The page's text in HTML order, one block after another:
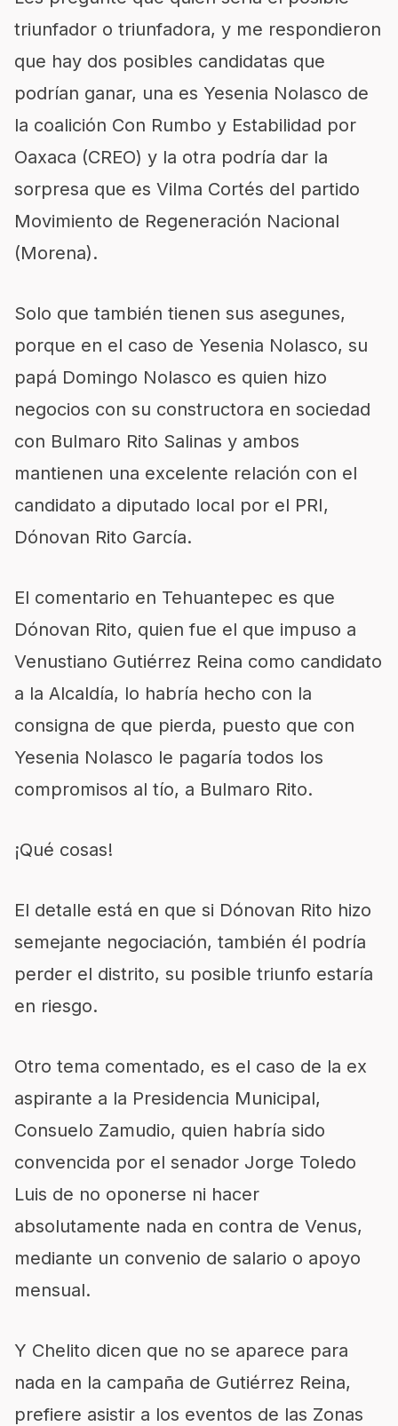
triunfador o triunfadora, y me respondieron
que hay dos posibles candidatas que
podrían ganar, una es Yesenia Nolasco de
la coalición Con Rumbo y Estabilidad por
Oaxaca (CREO) y la otra podría dar la
sorpresa que es Vilma Cortés del partido
Movimiento de Regeneración Nacional
(Morena).
Solo que también tienen sus asegunes,
porque en el caso de Yesenia Nolasco, su
papá Domingo Nolasco es quien hizo
negocios con su constructora en sociedad
con Bulmaro Rito Salinas y ambos
mantienen una excelente relación con el
candidato a diputado local por el PRI,
Dónovan Rito García.
El comentario en Tehuantepec es que
Dónovan Rito, quien fue el que impuso a
Venustiano Gutiérrez Reina como candidato
a la Alcaldía, lo habría hecho con la
consigna de que pierda, puesto que con
Yesenia Nolasco le pagaría todos los
compromisos al tío, a Bulmaro Rito.
¡Qué cosas!
El detalle está en que si Dónovan Rito hizo
semejante negociación, también él podría
perder el distrito, su posible triunfo estaría
en riesgo.
Otro tema comentado, es el caso de la ex
aspirante a la Presidencia Municipal,
Consuelo Zamudio, quien habría sido
convencida por el senador Jorge Toledo
Luis de no oponerse ni hacer
absolutamente nada en contra de Venus,
mediante un convenio de salario o apoyo
mensual.
Y Chelito dicen que no se aparece para
nada en la campaña de Gutiérrez Reina,
prefiere asistir a los eventos de las Zonas